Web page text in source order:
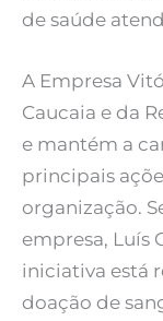
de saúde
A Empresa
Caucaia e da
e mantém a
principais
organização.
empresa, Luís
iniciativa está
doação de